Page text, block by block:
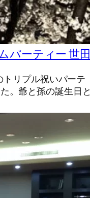
パーティー 世田
リプル祝いパーテ
。爺と孫の誕生日と